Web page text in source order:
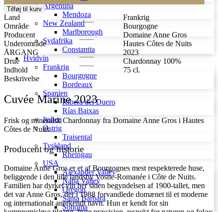
Argentina
Mendoza
New Zealand
Marlborough
Sydafrika
Constantia
Hvidvin
Frankrig
Bourgogne
Bordeaux
Spanien
Ribera del Duero
Rías Baixas
Italien
Østrig
Traisental
Tyskland
Rheingau
USA
Alexander Valley
Napa Valley
Oregon
Santa Barbara
Sonoma
2023
antal
Tilføj til kurv
Land
Frankrig
Område
Bourgogne
Producent
Domaine Anne Gros
Underområde
Hautes Côtes de Nuits
ÅRGANG
2023
Drue
Chardonnay 100%
Indhold
75 cl.
Beskrivelse
Cuvée Marine 2023
Frisk og mineralsk Chardonnay fra Domaine Anne Gros i Hautes
Côtes de Nuits
Producent og historie
Domaine Anne Gros er et af Bourgognes mest respekterede huse,
beliggende i den lille landsby Vosne-Romanée i Côte de Nuits.
Familien har dyrket vin her siden begyndelsen af 1900-tallet, men
det var Anne Gros, der i 1988 forvandlede domænet til et moderne
og internationalt anerkendt navn. Hun er kendt for sin